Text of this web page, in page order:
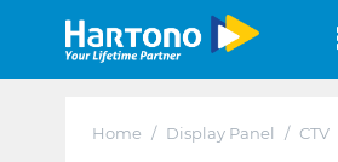
Home / Display Panel / CTV